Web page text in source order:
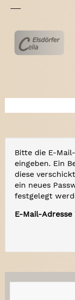
Bitte die E-
eingeben. Ein
diese
ein neues
festgelegt
E-Mail-Adresse